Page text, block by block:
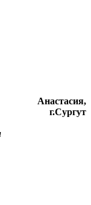
Анастасия,
г.Сургут